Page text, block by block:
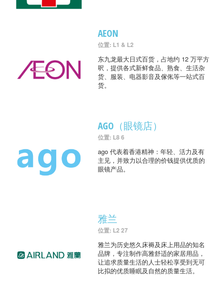
AEON
位置: L1 & L2
东九龙最大日式百货，占地约 12 万平方
呎，提供各式新鲜食品、熟食、生活杂
货、服装、电器影音及傢俬等一站式百
货。
AGO（眼镜店）
位置: L8 6
ago 代表着香港精神：年轻、活力及有
主见，并致力以合理的价钱提供优质的
眼镜产品。
雅兰
位置: L2 27
雅兰为历史悠久床褥及床上用品的知名
品牌，专注制作高雅舒适的家居用品，
让追求质量生活的人士轻松享受到无可
比拟的优质睡眠及自然的质量生活。